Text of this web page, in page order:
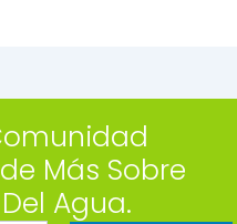
Más Sobre
Agua.